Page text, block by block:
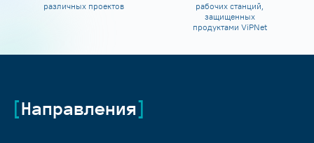
различных проектов
рабочих станций,
защищенных
продуктами ViPNet
Направления